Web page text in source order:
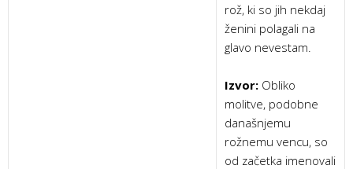
rož, ki so jih nekdaj
ženini polagali na
glavo nevestam.
Izvor: Obliko
molitve, podobne
današnjemu
rožnemu vencu, so
od začetka imenovali